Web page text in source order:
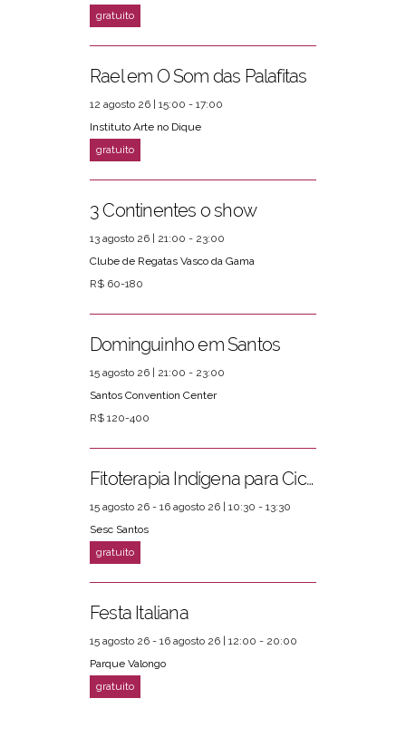
Rael em O Som das Palafitas
12 agosto 26 | 15:00 - 17:00
Instituto Arte no Dique
3 Continentes o show
13 agosto 26 | 21:00 - 23:00
Clube de Regatas Vasco da Gama
R$ 60-180
Dominguinho em Santos
15 agosto 26 | 21:00 - 23:00
Santos Convention Center
R$ 120-400
Fitoterapia Indígena para Ciclos Femininos
15 agosto 26 - 16 agosto 26 | 10:30 - 13:30
Sesc Santos
Festa Italiana
15 agosto 26 - 16 agosto 26 | 12:00 - 20:00
Parque Valongo